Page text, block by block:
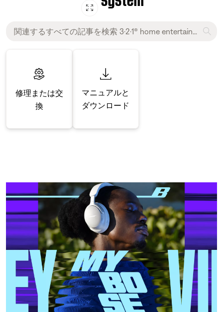
修理または交
換
マニュアルと
ダウンロード